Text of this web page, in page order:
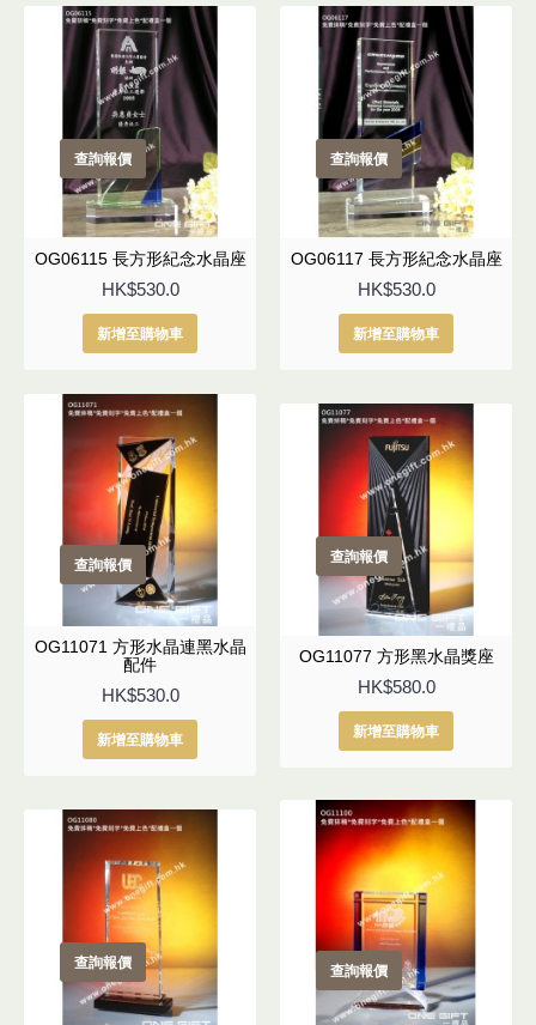
OG06115 長方形紀念水晶座
HK$530.0
新增至購物車
查詢報價
OG06117 長方形紀念水晶座
HK$530.0
新增至購物車
查詢報價
OG11071 方形水晶連黑水晶
配件
HK$530.0
新增至購物車
查詢報價
OG11077 方形黑水晶獎座
HK$580.0
新增至購物車
查詢報價
查詢報價 查詢報價